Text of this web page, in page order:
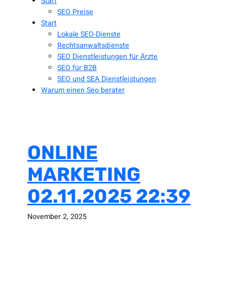
SEO Preise
Start
Lokale SEO-Dienste
Rechtsanwaltsdienste
SEO Dienstleistungen für Ärzte
SEO für B2B
SEO und SEA Dienstleistungen
Warum einen Seo berater
ONLINE
MARKETING
02.11.2025 22:39
November 2, 2025